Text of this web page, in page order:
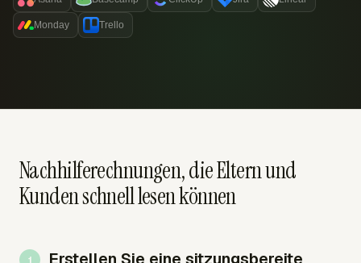
Monday Trello
Nachhilferechnungen, die Eltern und
Kunden schnell lesen können